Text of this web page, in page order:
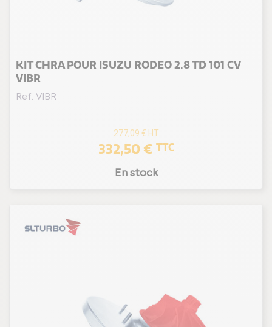
KIT CHRA POUR ISUZU RODEO 2.8 TD 101 CV
VIBR
Ref. VIBR
277,09 € HT
332,50 € TTC
En stock